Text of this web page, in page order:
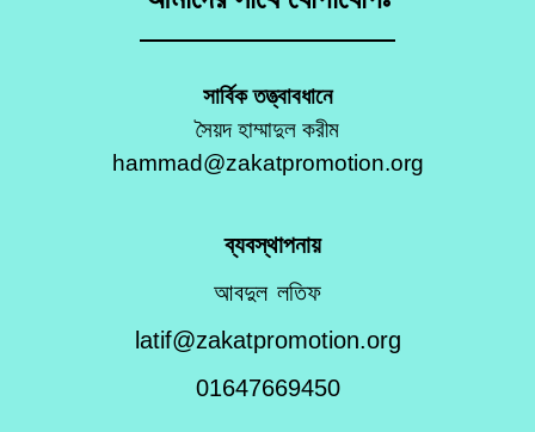
সার্বিক তত্ত্বাবধানে
সৈয়দ হাম্মাদুল করীম
hammad@zakatpromotion.org
ব্যবস্থাপনায়
আবদুল লতিফ
latif@zakatpromotion.org
01647669450